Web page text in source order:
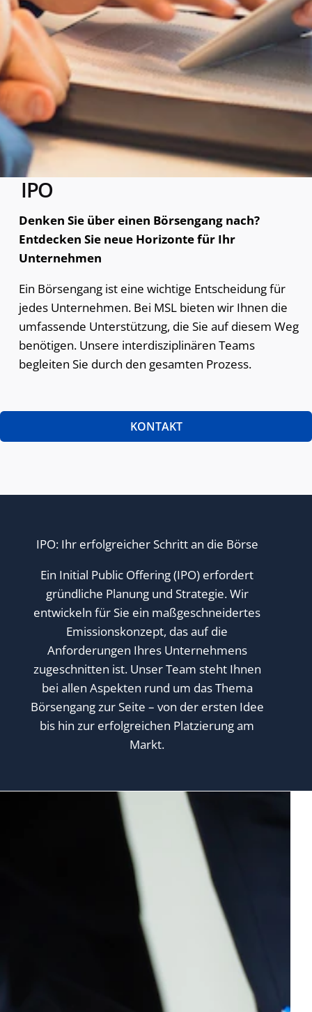
IPO
Denken Sie über einen Börsengang nach?
Entdecken Sie neue Horizonte für Ihr
Unternehmen
Ein Börsengang ist eine wichtige Entscheidung für
jedes Unternehmen. Bei MSL bieten wir Ihnen die
umfassende Unterstützung, die Sie auf diesem Weg
benötigen. Unsere interdisziplinären Teams
begleiten Sie durch den gesamten Prozess.
KONTAKT
IPO: Ihr erfolgreicher Schritt an die Börse
Ein Initial Public Offering (IPO) erfordert
gründliche Planung und Strategie. Wir
entwickeln für Sie ein maßgeschneidertes
Emissionskonzept, das auf die
Anforderungen Ihres Unternehmens
zugeschnitten ist. Unser Team steht Ihnen
bei allen Aspekten rund um das Thema
Börsengang zur Seite – von der ersten Idee
bis hin zur erfolgreichen Platzierung am
Markt.